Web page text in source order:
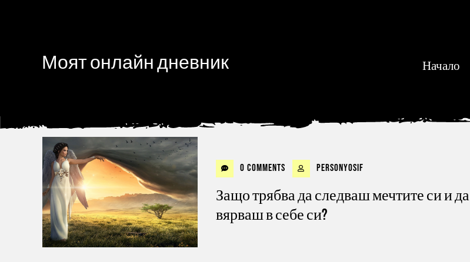
Моят онлайн дневник Начало
0 Comments personyosif
Защо трябва да следваш мечтите си и да
вярваш в себе си?